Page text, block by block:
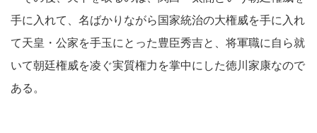
手に入れて、名ばかりながら国家統治の大権威を手に入れ
て天皇・公家を手玉にとった豊臣秀吉と、将軍職に自ら就
いて朝廷権威を凌ぐ実質権力を掌中にした徳川家康なので
ある。